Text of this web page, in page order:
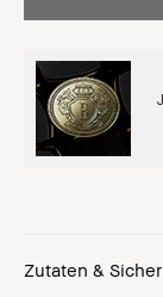
Zutaten &